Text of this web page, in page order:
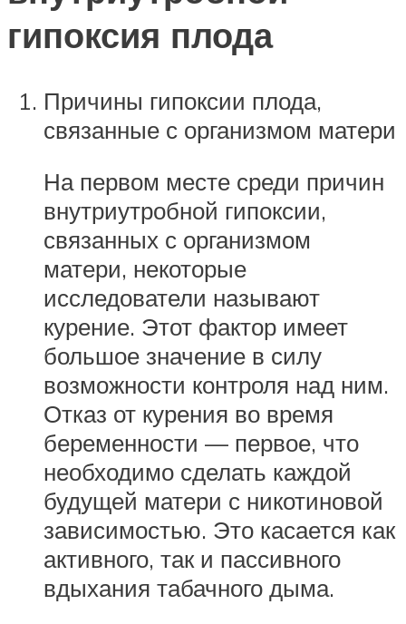
гипоксия плода
Причины гипоксии плода,
связанные с организмом матери
На первом месте среди причин
внутриутробной гипоксии,
связанных с организмом
матери, некоторые
исследователи называют
курение. Этот фактор имеет
большое значение в силу
возможности контроля над ним.
Отказ от курения во время
беременности — первое, что
необходимо сделать каждой
будущей матери с никотиновой
зависимостью. Это касается как
активного, так и пассивного
вдыхания табачного дыма.